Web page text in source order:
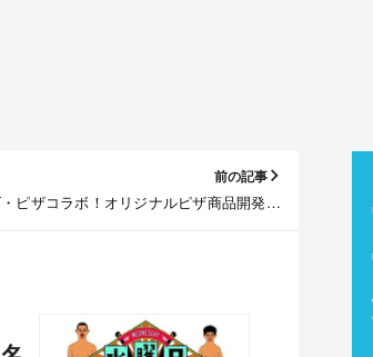
前の記事
ピザコラボ！オリジナルピザ商品開発会